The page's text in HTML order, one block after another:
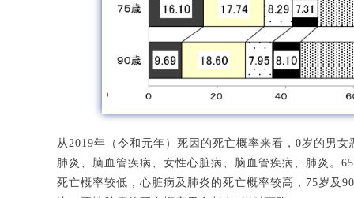
从2019年（令和元年）死因的死亡概率来看，0岁的男
肺炎、脑血管疾病、女性心脏病、脑血管疾病、肺炎。
死亡概率较低，心脏病及肺炎的死亡概率较高，75岁及